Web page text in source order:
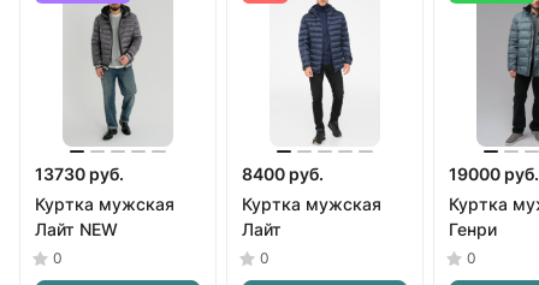
13730 руб.
Куртка мужская
Лайт NEW
0
8400 руб.
Куртка мужская
Лайт
0
19000 руб.
Куртка
Генри
0